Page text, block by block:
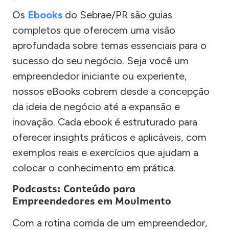
Os Ebooks do Sebrae/PR são guias
completos que oferecem uma visão
aprofundada sobre temas essenciais para o
sucesso do seu negócio. Seja você um
empreendedor iniciante ou experiente,
nossos eBooks cobrem desde a concepção
da ideia de negócio até a expansão e
inovação. Cada ebook é estruturado para
oferecer insights práticos e aplicáveis, com
exemplos reais e exercícios que ajudam a
colocar o conhecimento em prática.
Podcasts: Conteúdo para
Empreendedores em Movimento
Com a rotina corrida de um empreendedor,